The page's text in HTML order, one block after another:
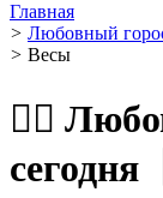
Главная
> Любовный
> Весы ️
🧙‍♀️
сегодня